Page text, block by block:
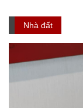
Nhà đất